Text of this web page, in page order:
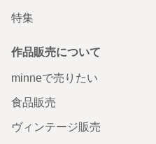
特集
作品販売について
minneで売りたい
食品販売
ヴィンテージ販売